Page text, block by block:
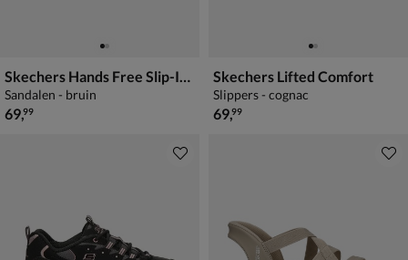
Skechers Hands Free Slip-Ins Summits
Sandalen - bruin
€ 69,99
69,99
Skechers Lifted Comfort
Slippers - cognac
€ 69,99
69,99